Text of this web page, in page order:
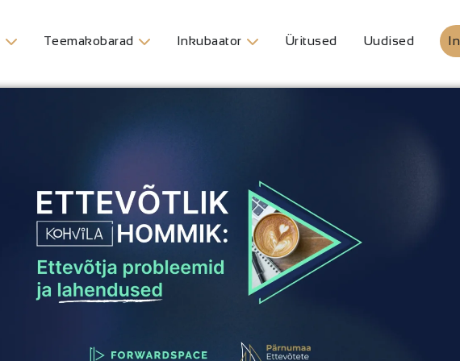
Teemakobarad Inkubaator Üritused Uudised